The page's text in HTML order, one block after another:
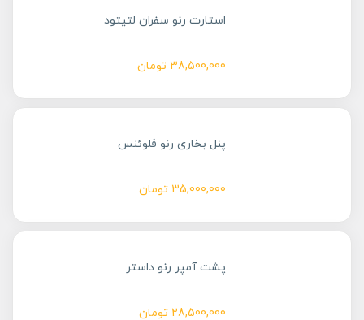
استارت رنو سفران لتیتود
38,500,000 تومان
پنل بخاری رنو فلوئنس
35,000,000 تومان
پشت آمپر رنو داستر
28,500,000 تومان